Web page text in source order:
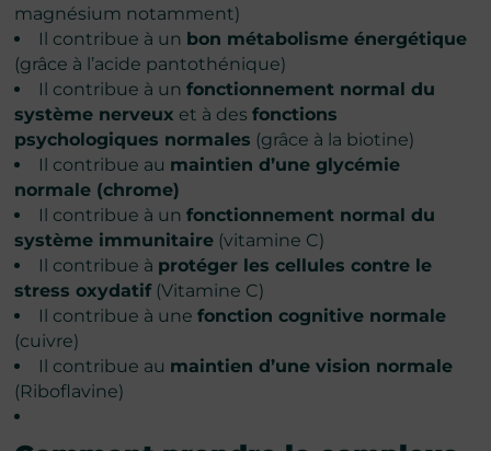
magnésium notamment)
Il contribue à un bon métabolisme énergétique
(grâce à l’acide pantothénique)
Il contribue à unfonctionnement normal du
système nerveux et à desfonctions
psychologiques normales (grâce à la biotine)
Il contribue au maintien d’une glycémie
normale (chrome)
Il contribue à unfonctionnement normal du
système immunitaire (vitamine C)
Il contribue à protéger les cellules contre le
stress oxydatif(Vitamine C)
Il contribue à unefonction cognitive normale
(cuivre)
Il contribue au maintien d’une vision normale
(Riboflavine)